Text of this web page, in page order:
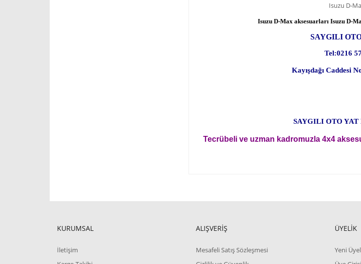
Isuzu D-
Isuzu D-Max aksesuarları Isuzu D-
SAYGILI
Tel:0216
Kayışdağı Caddesi
SAYGILI OTO
Tecrübeli ve uzman kadromuzla 4x4
KURUMSAL
İletişim
ALIŞVERİŞ
Mesafeli Satış Sözleşmesi
ÜYELİK
Yeni